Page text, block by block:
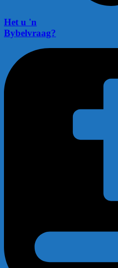
Het u 'n
Bybelvraag?